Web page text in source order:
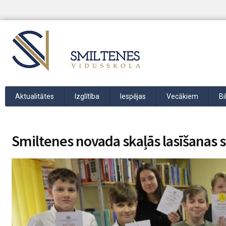
Aktualitātes Izglītība Iespējas Vecākiem
Smiltenes novada skaļās lasīšanas